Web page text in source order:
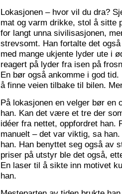
Lokasjonen – hvor vil du dra?
mat og varm drikke, stol å
for langt unna sivilisasjonen,
strevsomt. Han fortalte det
med mange ukjente lyder ute i
reagert på lyder fra isen på
En bør også ankomme i god
å finne veien tilbake til bilen.
På lokasjonen en velger bør en
han. Kan det være et tre der
idéer fra nettet, oppfordret han.
manuelt – det var viktig, sa
han. Han benyttet seg også av
priser på utstyr ble det også,
En laser til å sikte inn motivet
han.